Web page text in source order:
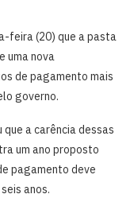
feira (20) que ‌a pasta
uma nova
de pagamento mais
governo.
⁠a ‌carência dessas
um ano proposto
pagamento deve
anos.